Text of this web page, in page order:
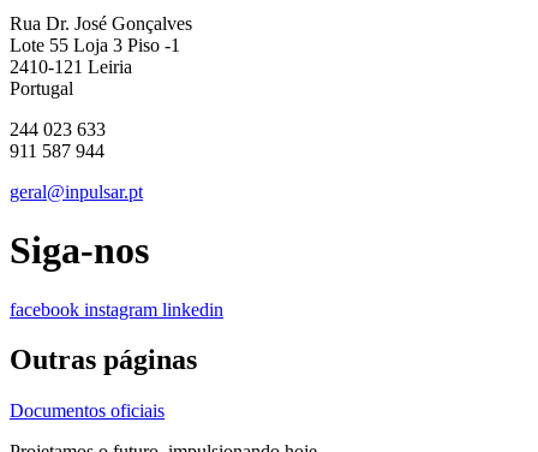
Rua Dr. José Gonçalves
Lote 55 Loja 3 Piso -1
2410-121 Leiria
Portugal
244 023 633
911 587 944
geral@inpulsar.pt
Siga-nos
facebook instagram linkedin
Outras páginas
Documentos oficiais